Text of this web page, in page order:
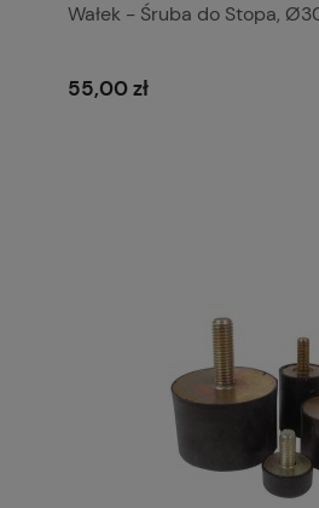
Wałek - Śruba do Stopa,
55,00 zł